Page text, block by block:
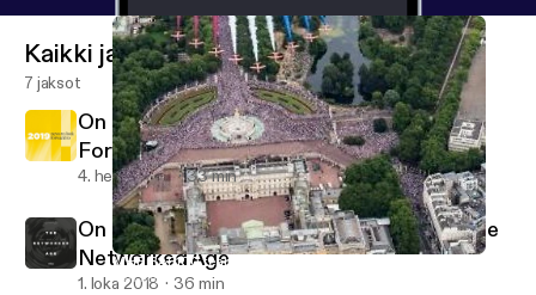
MHP RAF100 team look back on a memorable campaign
'On Message' Podcast from MHP Communications
Kaikki jaksot
7 jaksot
On Message Episode 13: News To Look
Forward To In 2019
4. helmi 2019 33 min
On Message Episode 12: New Rules for The
Networked Age
1. loka 2018 36 min